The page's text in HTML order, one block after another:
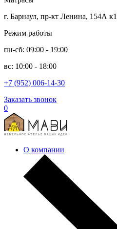
г. Барнаул, пр-кт Ленина, 154А к1
Режим работы
пн-сб: 09:00 - 19:00
вс: 10:00 - 18:00
+7 (952) 006-14-30
Заказать звонок
0
О компании